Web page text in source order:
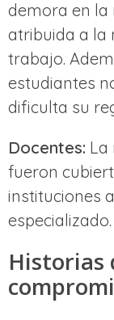
demora en la
atribuida a la
trabajo.
estudiantes
dificulta su
Docentes: La
fueron
instituciones
especializado.
Historias